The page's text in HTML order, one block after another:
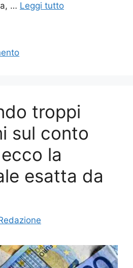
… Leggi tutto
troppi
sul conto
la
esatta da